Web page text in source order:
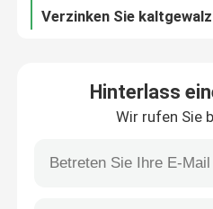
Nachrichten
Warm gewalzte
Hinterlass
Wir rufen Sie